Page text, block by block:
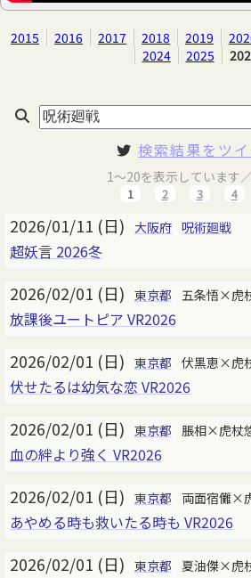
2015 2016 2017 2018 2019
2024
2025
検索結果をツ
1～20を表示しています
1 2 3 4
2026/01/11 (日) 大阪府 呪術廻戦
超妖言 2026冬
2026/02/01 (日) 東京都 五条悟×虎
放課後ユートピア VR2026
2026/02/01 (日) 東京都 伏黒恵×虎
伏せたるは幼気な恋 VR2026
2026/02/01 (日) 東京都 脹相×虎杖
血の絆より強く VR2026
2026/02/01 (日) 東京都 両面宿儺×
あやめる時も救いたる時も VR2026
2026/02/01 (日) 東京都 夏油傑×虎